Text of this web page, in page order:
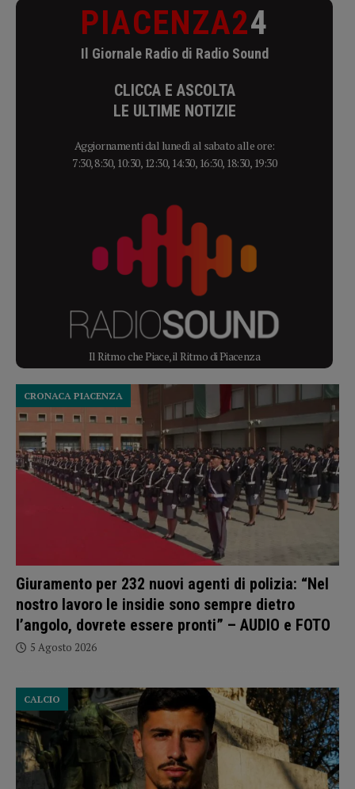
PIACENZA24
Il Giornale Radio di Radio Sound
CLICCA E ASCOLTA
LE ULTIME NOTIZIE
Aggiornamenti dal lunedì al sabato alle ore:
7:30, 8:30, 10:30, 12:30, 14:30, 16:30, 18:30, 19:30
Il Ritmo che Piace, il Ritmo di Piacenza
Giuramento per 232 nuovi agenti di polizia: “Nel
nostro lavoro le insidie sono sempre dietro
l’angolo, dovrete essere pronti” – AUDIO e FOTO
CRONACA PIACENZA
5 Agosto 2026
CALCIO